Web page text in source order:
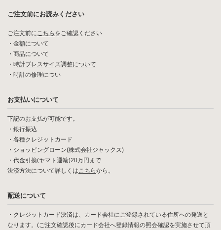
ご注文前にお読みください
ご注文前にこちら をご確認ください
・ 金額について
・ 商品について
・ 時計ブレスサイズ調整について
・ 時計の修理につい
お支払いについて
下記のお支払が可能です。
・銀行振込
・各種クレジットカード
・ショッピングローン(株式会社ジャックス)
・代金引換(ヤマト運輸)20万円まで
決済方法について詳しくはこちらから。
配送について
・クレジットカード決済は、カード会社にご登録されている住所への発送と
なります。(ご注文確認後にカード会社へ登録情報の照会確認を実施させて頂